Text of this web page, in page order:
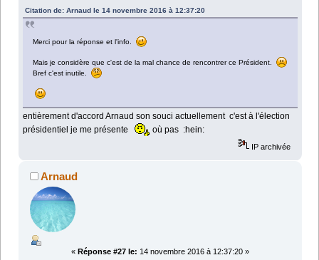
Citation de: Arnaud le 14 novembre 2016 à 12:37:20
Merci pour la réponse et l'info.
Mais je considère que c'est de la mal chance de rencontrer ce Président.
Bref c'est inutile.
entièrement d'accord Arnaud son souci actuellement c'est à l'élection
présidentiel je me présente
où pas :hein:
IP archivée
Arnaud
« Réponse #27 le: 14 novembre 2016 à 12:37:20 »